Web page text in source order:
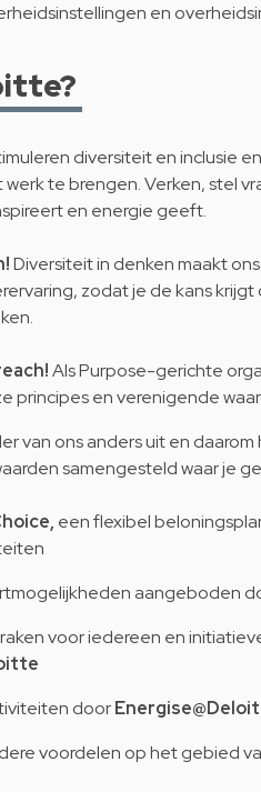
en
diversiteit en inclusie
te brengen. Verken, stel
en energie geeft.
Diversiteit in denken maakt
zodat je de kans
Als Purpose-gerichte
principes enverenigende
van ons anders uit en
samengesteld waar je
een flexibel
aangeboden
voor iedereen en
door
voordelen op het gebied